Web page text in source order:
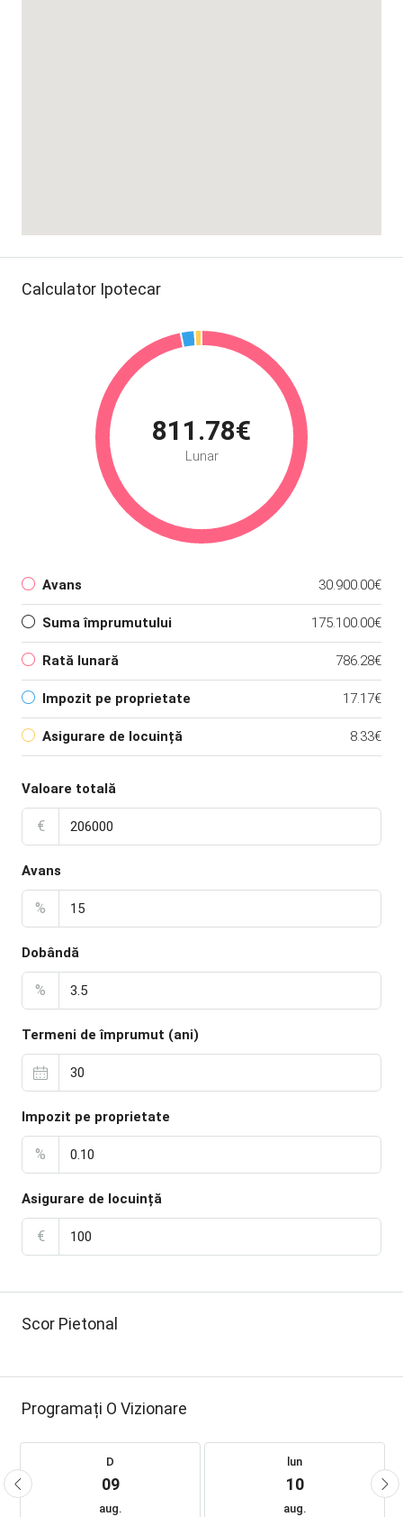
Calculator Ipotecar
811.78€
Lunar
Avans 30.900.00€
Suma împrumutului 175.100.00€
Rată lunară 786.28€
Impozit pe proprietate 17.17€
Asigurare de locuință 8.33€
Valoare totală
€
Avans
%
Dobândă
%
Termeni de împrumut (ani)
Impozit pe proprietate
%
Asigurare de locuință
€
Scor Pietonal
Programați O Vizionare
D
09
aug.
lun
10
aug.